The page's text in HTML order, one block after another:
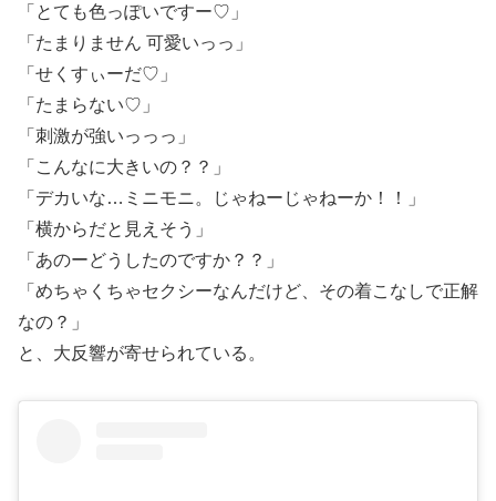
「とても色っぽいですー♡」
「たまりません 可愛いっっ」
「せくすぃーだ♡」
「たまらない♡」
「刺激が強いっっっ」
「こんなに大きいの？？」
「デカいな…ミニモニ。じゃねーじゃねーか！！」
「横からだと見えそう」
「あのーどうしたのですか？？」
「めちゃくちゃセクシーなんだけど、その着こなしで正解
なの？」
と、大反響が寄せられている。